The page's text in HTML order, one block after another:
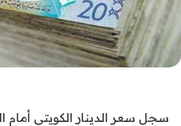
سجل سعر الدينار الكويتي أمام